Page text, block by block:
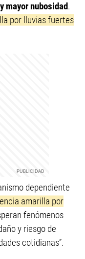
mayor nubosidad.
por lluvias fuertes
dependiente
amarilla por
fenómenos
y riesgo de
cotidianas”.